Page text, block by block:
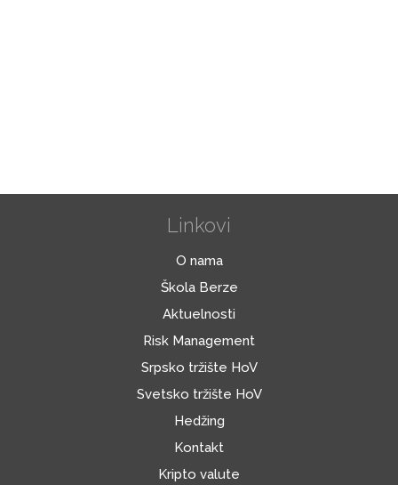
Linkovi
O nama
Škola Berze
Aktuelnosti
Risk Management
Srpsko tržište HoV
Svetsko tržište HoV
Hedžing
Kontakt
Kripto valute